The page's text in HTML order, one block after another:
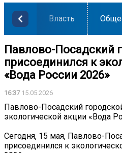
Власть
Павлово-Посадский
присоединился к
«Вода России 2026»
16:3715.05.2026
Павлово-Посадский
экологической акции «Вода
Сегодня, 15 мая, Павлово-
присоединился к